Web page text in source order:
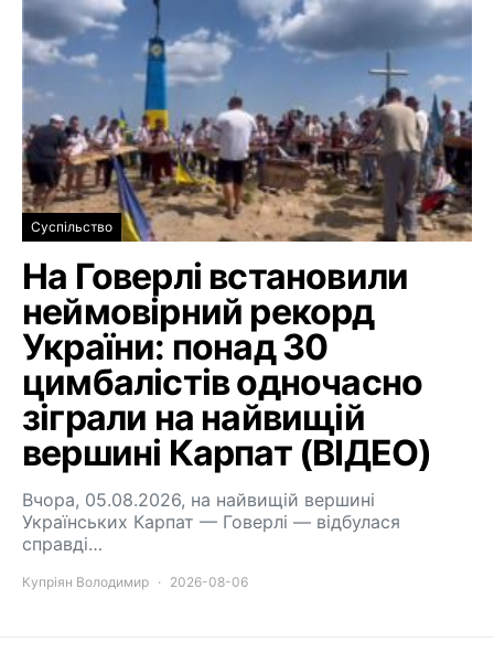
Суспільство
На Говерлі встановили
неймовірний рекорд
України: понад 30
цимбалістів одночасно
зіграли на найвищій
вершині Карпат (ВІДЕО)
Вчора, 05.08.2026, на найвищій вершині
Українських Карпат — Говерлі — відбулася
справді…
Купріян Володимир 2026-08-06